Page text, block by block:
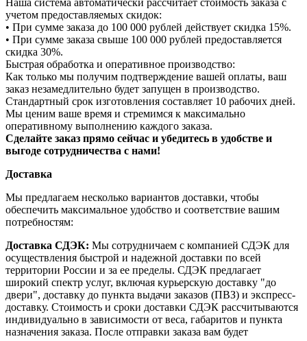
учетом предоставляемых скидок:
• При сумме заказа до 100 000 рублей действует скидка 15%.
• При сумме заказа свыше 100 000 рублей предоставляется
скидка 30%.
Быстрая обработка и оперативное производство:
Как только мы получим подтверждение вашей оплаты, ваш
заказ незамедлительно будет запущен в производство.
Стандартный срок изготовления составляет 10 рабочих дней.
Мы ценим ваше время и стремимся к максимально
оперативному выполнению каждого заказа.
Сделайте заказ прямо сейчас и убедитесь в удобстве и
выгоде сотрудничества с нами!
Доставка
Мы предлагаем несколько вариантов доставки, чтобы
обеспечить максимальное удобство и соответствие вашим
потребностям:
Доставка СДЭК: Мы сотрудничаем с компанией СДЭК для
осуществления быстрой и надежной доставки по всей
территории России и за ее пределы. СДЭК предлагает
широкий спектр услуг, включая курьерскую доставку "до
двери", доставку до пункта выдачи заказов (ПВЗ) и экспресс-
доставку. Стоимость и сроки доставки СДЭК рассчитываются
индивидуально в зависимости от веса, габаритов и пункта
назначения заказа. После отправки заказа вам будет